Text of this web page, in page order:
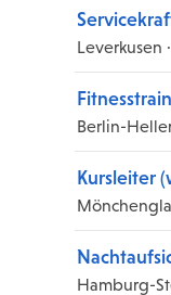
Leverkusen
Berlin-
Kursleiter
Hamburg-